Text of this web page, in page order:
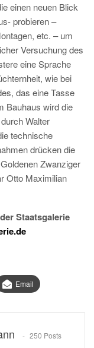
einen neuen Blick
probieren –
etc. – um
Versuchung des
eine Sprache
wie bei
das eine Tasse
Bauhaus wird die
Walter
technische
drücken die
Zwanziger
Otto Maximilian
Staatsgalerie
Email
250 Posts